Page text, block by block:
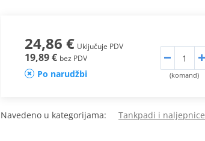
24,86 € Uključuje PDV
19,89 € bez PDV
Po narudžbi (komand)
Navedeno u kategorijama: Tankpadi i naljepnice